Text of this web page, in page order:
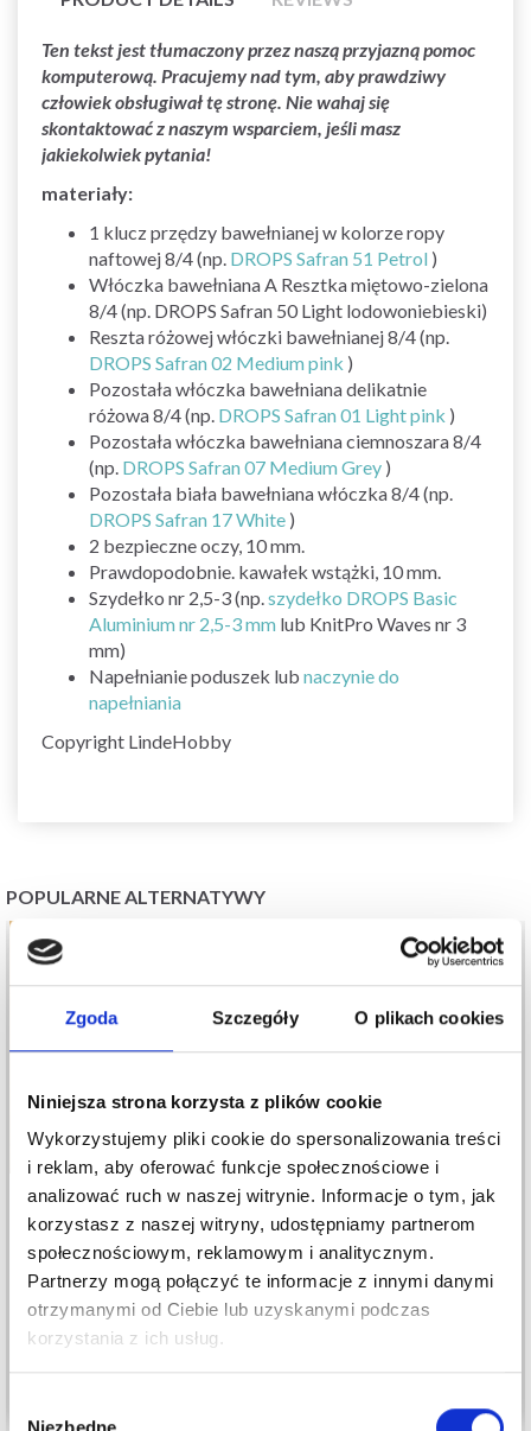
Zgoda Szczegóły O plikach cookies
Niniejsza strona korzysta z plików cookie
Wykorzystujemy pliki cookie do spersonalizowania treści
i reklam, aby oferować funkcje społecznościowe i
analizować ruch w naszej witrynie. Informacje o tym, jak
korzystasz z naszej witryny, udostępniamy partnerom
społecznościowym, reklamowym i analitycznym.
Partnerzy mogą połączyć te informacje z innymi danymi
otrzymanymi od Ciebie lub uzyskanymi podczas
korzystania z ich usług.
Niezbędne
Ten tekst jest tłumaczony przez naszą przyjazną pomoc
komputerową. Pracujemy nad tym, aby prawdziwy
człowiek obsługiwał tę stronę. Nie wahaj się
skontaktować z naszym wsparciem, jeśli masz
jakiekolwiek pytania!
materiały:
1 klucz przędzy bawełnianej w kolorze ropy
naftowej 8/4 (np. DROPS Safran 51 Petrol )
Włóczka bawełniana A Resztka miętowo-zielona
8/4 (np. DROPS Safran 50 Light lodowoniebieski)
Reszta różowej włóczki bawełnianej 8/4 (np.
DROPS Safran 02 Medium pink )
Pozostała włóczka bawełniana delikatnie
różowa 8/4 (np. DROPS Safran 01 Light pink )
Pozostała włóczka bawełniana ciemnoszara 8/4
(np. DROPS Safran 07 Medium Grey )
Pozostała biała bawełniana włóczka 8/4 (np.
DROPS Safran 17 White )
2 bezpieczne oczy, 10 mm.
Prawdopodobnie. kawałek wstążki, 10 mm.
Szydełko nr 2,5-3 (np. szydełko DROPS Basic
Aluminium nr 2,5-3 mm lub KnitPro Waves nr 3
mm)
Napełnianie poduszek lub naczynie do
napełniania
Copyright LindeHobby
POPULARNE ALTERNATYWY
MINI JAJKO Z
KACZĄTKIEM
6,40 zł
0-1596 EASTER EGGS
BY DROPS DESIGN
68,40 zł